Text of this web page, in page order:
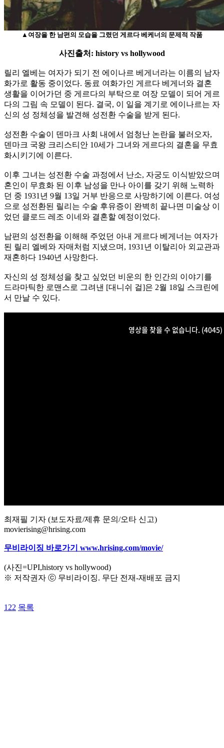
▲여장을 한 남편의 모습을 그렸던 게르다 베케너의 문제적 작품
사진출처: history vs hollywood
릴리 엘베는 여자가 되기 전 에이나르 베게너라는 이름의 남자
화가로 활동 중이었다. 동료 여화가인 게르다 베게너와 결혼
생활을 이어가던 중 게르다의 부탁으로 여장 모델이 되어 게르
다의 그림 속 모델이 된다. 결국, 이 일을 계기로 에이나르는 자
신의 성 정체성을 발견해 성전환 수술을 받게 된다.
성전환 수술이 덴마크 사회 내에서 엄청난 논란을 불러오자,
덴마크 국왕 크리스티안 10세가 그녀와 게르다의 결혼을 무효
화시키기에 이른다.
이후 그녀는 성전환 수술 과정에서 난소, 자궁도 이식받았으며
혼인이 무효화 된 이후 남성을 만나 아이를 갖기 위해 노력하
던 중 1931년 9월 13일 거부 반응으로 사망하기에 이른다. 여성
으로 성전환된 릴리는 수술 후유증이 완벽히 끝나면 미술상 이
었던 클로드 레조 이네와 결혼할 예정이었다.
남편의 성전환을 이해해 주었던 아내 게르다 베게너는 여자가
된 릴리 엘베와 자매처럼 지냈으며, 1931년 이탈리아 외교관과
재혼하다 1940년 사망한다.
자신의 성 정체성을 찾고 싶었던 비운의 한 인간의 이야기를
드라마틱한 로맨스로 그려낸 [대니쉬 걸]은 2월 18일 스크린에
서 만날 수 있다.
최재필 기자 (보도자료/제휴 문의/오타 신고)
movierising@hrising.com
무비라이징 바로가기 www.hrising.com/movie/
(사진=UPI,history vs hollywood)
※ 저작권자 ⓒ 무비라이징. 무단 전재-재배포 금지
122 목록